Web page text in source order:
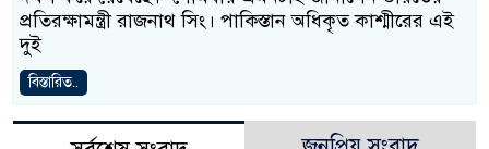
প্রতিরক্ষামন্ত্রী রাজনাথ সিং। পাকিস্তান অধিকৃত কাশ্মীরের এই
দুই
বিস্তারিত..